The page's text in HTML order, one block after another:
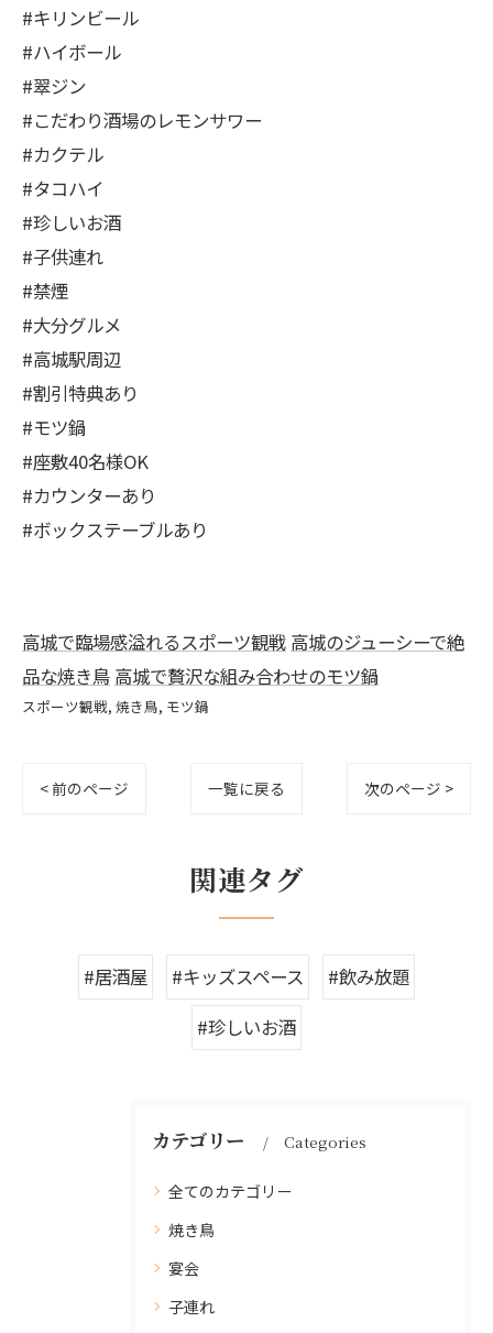
#キリンビール
#ハイボール
#翠ジン
#こだわり酒場のレモンサワー
#カクテル
#タコハイ
#珍しいお酒
#子供連れ
#禁煙
#大分グルメ
#高城駅周辺
#割引特典あり
#モツ鍋
#座敷40名様OK
#カウンターあり
#ボックステーブルあり
高城で臨場感溢れるスポーツ観戦 高城のジューシーで絶
品な焼き鳥 高城で贅沢な組み合わせのモツ鍋
スポーツ観戦 焼き鳥 モツ鍋
< 前のページ 一覧に戻る 次のページ >
関連タグ
#居酒屋 #キッズスペース
#飲み放題
#珍しいお酒
カテゴリー Categories
全てのカテゴリー
焼き鳥
宴会
子連れ